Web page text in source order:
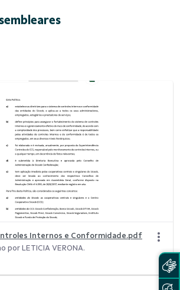
Internos e Conformidade.pdf
por LETICIA VERONA.